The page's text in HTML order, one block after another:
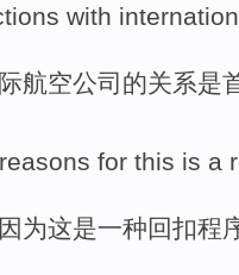
with
航空公司 的关系是
reasons for this is a
因为这是一种回扣程